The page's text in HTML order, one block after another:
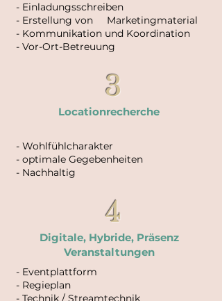
- Einladungsschreiben
- Erstellung von Marketingmaterial
- Kommunikation und Koordination
- Vor-Ort-Betreuung
3
Locationrecherche
- Wohlfühlcharakter
- optimale Gegebenheiten
- Nachhaltig
4
Digitale, Hybride, Präsenz
Veranstaltungen
- Eventplattform
- Regieplan
- Technik / Streamtechnik